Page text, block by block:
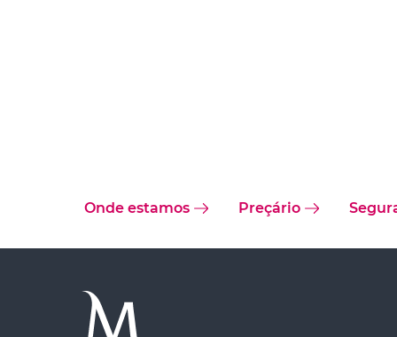
Onde estamos Preçário